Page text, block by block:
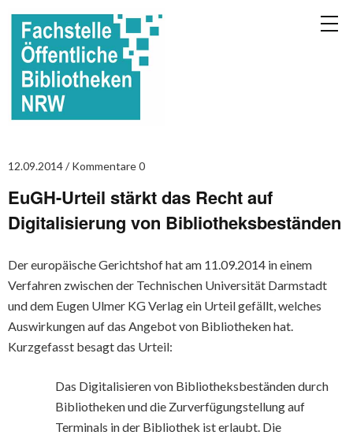
12.09.2014 Kommentare 0
EuGH-Urteil stärkt das Recht auf
Digitalisierung von Bibliotheksbeständen
Der europäische Gerichtshof hat am 11.09.2014 in einem
Verfahren zwischen der Technischen Universität Darmstadt
und dem Eugen Ulmer KG Verlag ein Urteil gefällt, welches
Auswirkungen auf das Angebot von Bibliotheken hat.
Kurzgefasst besagt das Urteil:
Das Digitalisieren von Bibliotheksbeständen durch
Bibliotheken und die Zurverfügungstellung auf
Terminals in der Bibliothek ist erlaubt. Die